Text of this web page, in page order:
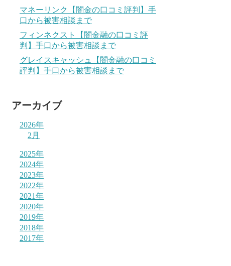
マネーリンク【闇金の口コミ評判】手
口から被害相談まで
フィンネクスト【闇金融の口コミ評
判】手口から被害相談まで
グレイスキャッシュ【闇金融の口コミ
評判】手口から被害相談まで
アーカイブ
2026年
2月
2025年
2024年
2023年
2022年
2021年
2020年
2019年
2018年
2017年